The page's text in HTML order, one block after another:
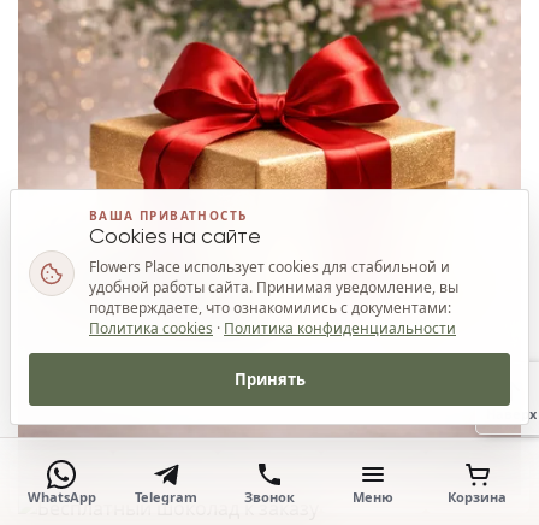
WhatsApp Telegram Звонок Меню Корзина
Наверх
ВАША ПРИВАТНОСТЬ
Cookies на сайте
Flowers Place использует cookies для стабильной и
удобной работы сайта. Принимая уведомление, вы
подтверждаете, что ознакомились с документами:
Политика cookies · Политика конфиденциальности
Принять